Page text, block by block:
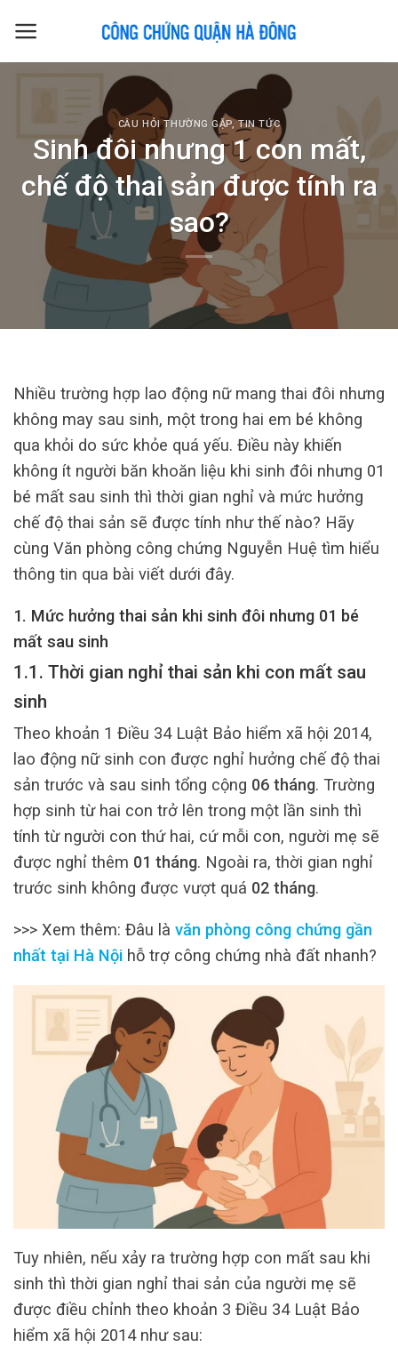
CÂU HỎI THƯỜNG GẶP,TIN TỨC
Sinh đôi nhưng 1 con mất,
chế độ thai sản được tính ra
sao?
Nhiều trường hợp lao động nữ mang thai đôi nhưng
không may sau sinh, một trong hai em bé không
qua khỏi do sức khỏe quá yếu. Điều này khiến
không ít người băn khoăn liệu khi sinh đôi nhưng 01
bé mất sau sinh thì thời gian nghỉ và mức hưởng
chế độ thai sản sẽ được tính như thế nào? Hãy
cùng Văn phòng công chứng Nguyễn Huệ tìm hiểu
thông tin qua bài viết dưới đây.
1. Mức hưởng thai sản khi sinh đôi nhưng 01 bé
mất sau sinh
1.1. Thời gian nghỉ thai sản khi con mất sau
sinh
Theo khoản 1 Điều 34 Luật Bảo hiểm xã hội 2014,
lao động nữ sinh con được nghỉ hưởng chế độ thai
sản trước và sau sinh tổng cộng 06 tháng. Trường
hợp sinh từ hai con trở lên trong một lần sinh thì
tính từ người con thứ hai, cứ mỗi con, người mẹ sẽ
được nghỉ thêm 01 tháng. Ngoài ra, thời gian nghỉ
trước sinh không được vượt quá 02 tháng.
>>> Xem thêm: Đâu là văn phòng công chứng gần
nhất tại Hà Nội hỗ trợ công chứng nhà đất nhanh?
Tuy nhiên, nếu xảy ra trường hợp con mất sau khi
sinh thì thời gian nghỉ thai sản của người mẹ sẽ
được điều chỉnh theo khoản 3 Điều 34 Luật Bảo
hiểm xã hội 2014 như sau: